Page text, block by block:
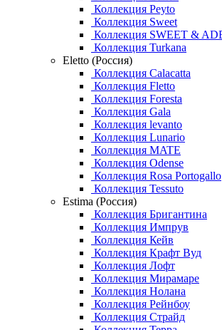
Коллекция Peyto
Коллекция Sweet
Коллекция SWEET &
Коллекция Turkana
Eletto (Россия)
Коллекция Calacatta
Коллекция Fletto
Коллекция Foresta
Коллекция Gala
Коллекция levanto
Коллекция Lunario
Коллекция MATE
Коллекция Odense
Коллекция Rosa Portogallo
Коллекция Tessuto
Estima (Россия)
Коллекция Бригантина
Коллекция Импрув
Коллекция Кейв
Коллекция Крафт Вуд
Коллекция Лофт
Коллекция Мирамаре
Коллекция Нолана
Коллекция Рейнбоу
Коллекция Страйд